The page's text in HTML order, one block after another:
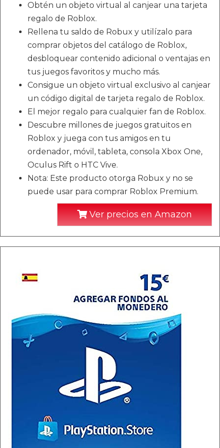
Obtén un objeto virtual al canjear una tarjeta
regalo de Roblox.
Rellena tu saldo de Robux y utilízalo para
comprar objetos del catálogo de Roblox,
desbloquear contenido adicional o ventajas en
tus juegos favoritos y mucho más.
Consigue un objeto virtual exclusivo al canjear
un código digital de tarjeta regalo de Roblox.
El mejor regalo para cualquier fan de Roblox.
Descubre millones de juegos gratuitos en
Roblox y juega con tus amigos en tu
ordenador, móvil, tableta, consola Xbox One,
Oculus Rift o HTC Vive.
Nota: Este producto otorga Robux y no se
puede usar para comprar Roblox Premium.
Ver precios en Amazon